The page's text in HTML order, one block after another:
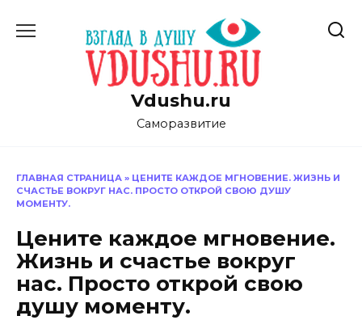
содержанию
Vdushu.ru
Саморазвитие
ГЛАВНАЯ СТРАНИЦА » ЦЕНИТЕ КАЖДОЕ МГНОВЕНИЕ. ЖИЗНЬ И
СЧАСТЬЕ ВОКРУГ НАС. ПРОСТО ОТКРОЙ СВОЮ ДУШУ
МОМЕНТУ.
Цените каждое мгновение.
Жизнь и счастье вокруг
нас. Просто открой свою
душу моменту.